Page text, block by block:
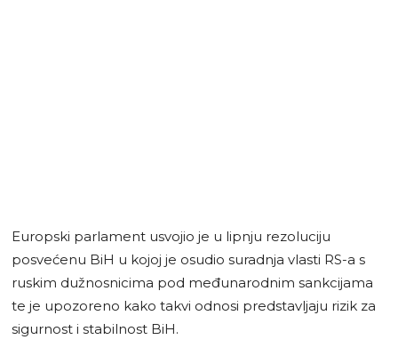
Europski parlament usvojio je u lipnju rezoluciju
posvećenu BiH u kojoj je osudio suradnja vlasti RS-a s
ruskim dužnosnicima pod međunarodnim sankcijama
te je upozoreno kako takvi odnosi predstavljaju rizik za
sigurnost i stabilnost BiH.